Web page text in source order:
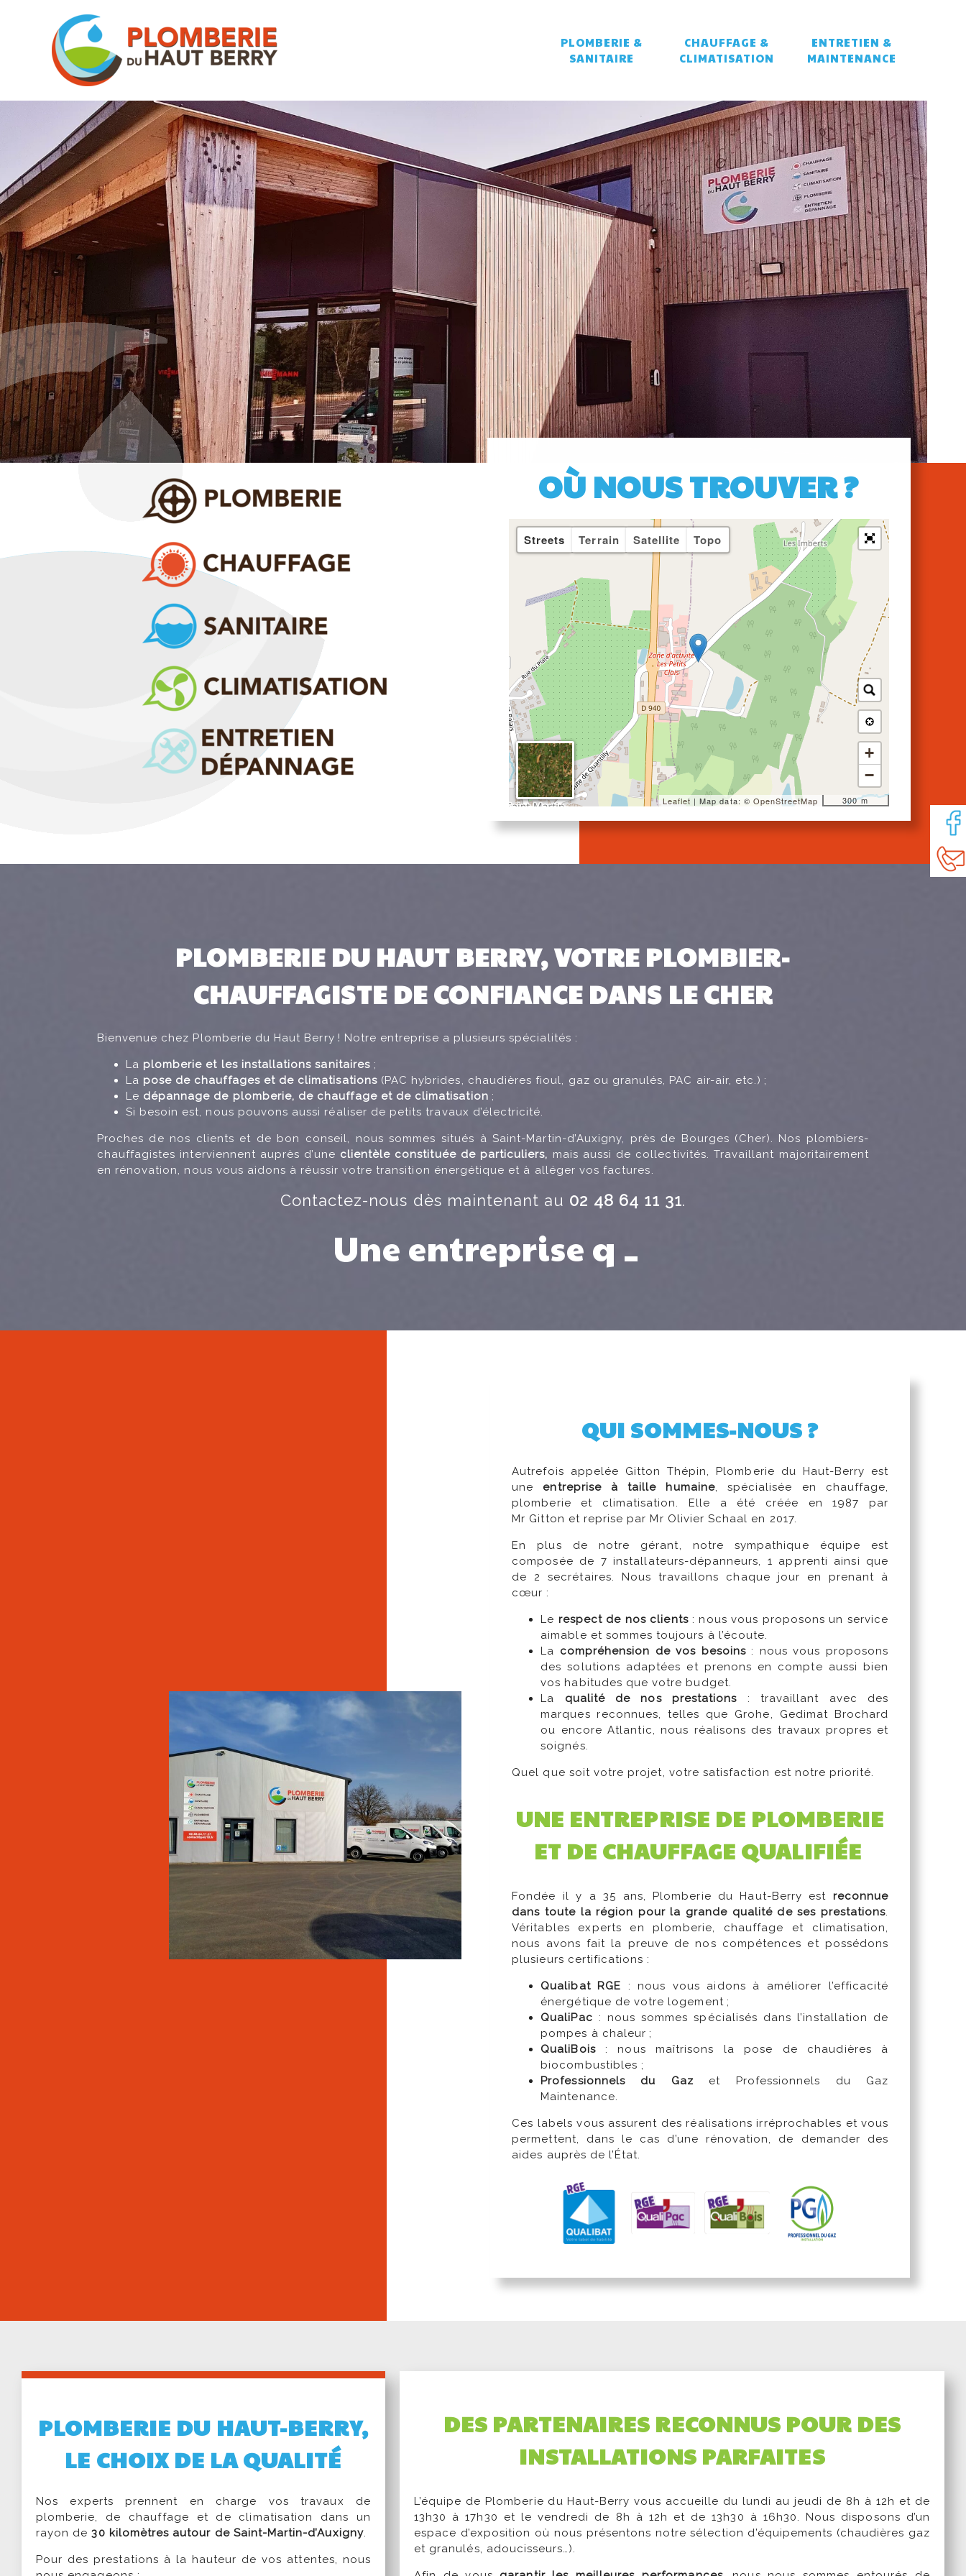
PLOMBERIE &
SANITAIRE
CHAUFFAGE &
CLIMATISATION
ENTRETIEN &
MAINTENANCE
OÙ NOUS TROUVER ?
Streets Terrain Satellite Topo
+
−
300 m
Leaflet | Map data: © OpenStreetMap
PLOMBERIE DU HAUT BERRY, VOTRE PLOMBIER-
CHAUFFAGISTE DE CONFIANCE DANS LE CHER
Bienvenue chez Plomberie du Haut Berry ! Notre entreprise a plusieurs spécialités :
La plomberie et les installations sanitaires ;
La pose de chauffages et de climatisations (PAC hybrides, chaudières fioul, gaz ou granulés, PAC air-air, etc.) ;
Le dépannage de plomberie, de chauffage et de climatisation ;
Si besoin est, nous pouvons aussi réaliser de petits travaux d’électricité.
Proches de nos clients et de bon conseil, nous sommes situés à Saint-Martin-d’Auxigny, près de Bourges (Cher). Nos plombiers-
chauffagistes interviennent auprès d’une clientèle constituée de particuliers, mais aussi de collectivités. Travaillant majoritairement
en rénovation, nous vous aidons à réussir votre transition énergétique et à alléger vos factures.
Contactez-nous dès maintenant au 02 48 64 11 31.
Une entrepriseréa
QUI SOMMES-NOUS ?
Autrefois appelée Gitton Thépin, Plomberie du Haut-Berry est
une entreprise à taille humaine, spécialisée en chauffage,
plomberie et climatisation. Elle a été créée en 1987 par
Mr Gitton et reprise par Mr Olivier Schaal en 2017.
En plus de notre gérant, notre sympathique équipe est
composée de 7 installateurs-dépanneurs, 1 apprenti ainsi que
de 2 secrétaires. Nous travaillons chaque jour en prenant à
cœur :
Le respect de nos clients: nous vous proposons un service
aimable et sommes toujours à l’écoute.
La compréhension de vos besoins: nous vous proposons
des solutions adaptées et prenons en compte aussi bien
vos habitudes que votre budget.
La qualité de nos prestations : travaillant avec des
marques reconnues, telles que Grohe, Gedimat Brochard
ou encore Atlantic, nous réalisons des travaux propres et
soignés.
Quel que soit votre projet, votre satisfaction est notre priorité.
UNE ENTREPRISE DE PLOMBERIE
ET DE CHAUFFAGE QUALIFIÉE
Fondée il y a 35 ans, Plomberie du Haut-Berry est reconnue
dans toute la région pour la grande qualité de ses prestations.
Véritables experts en plomberie, chauffage et climatisation,
nous avons fait la preuve de nos compétences et possédons
plusieurs certifications :
Qualibat RGE : nous vous aidons à améliorer l’efficacité
énergétique de votre logement ;
QualiPac : nous sommes spécialisés dans l’installation de
pompes à chaleur ;
QualiBois: nous maîtrisons la pose de chaudières à
biocombustibles ;
Professionnels du Gaz et Professionnels du Gaz
Maintenance.
Ces labels vous assurent des réalisations irréprochables et vous
permettent, dans le cas d’une rénovation, de demander des
aides auprès de l’État.
PLOMBERIE DU HAUT-BERRY,
LE CHOIX DE LA QUALITÉ
Nos experts prennent en charge vos travaux de
plomberie, de chauffage et de climatisation dans un
rayon de30 kilomètres autour de Saint-Martin-d’Auxigny.
Pour des prestations à la hauteur de vos attentes, nous
DES PARTENAIRES RECONNUS POUR DES
INSTALLATIONS PARFAITES
L’équipe de Plomberie du Haut-Berry vous accueille du lundi au jeudi de 8h à 12h et de
13h30 à 17h30 et le vendredi de 8h à 12h et de 13h30 à 16h30. Nous disposons d’un
espace d’exposition où nous présentons notre sélection d’équipements (chaudières gaz
et granulés, adoucisseurs…).